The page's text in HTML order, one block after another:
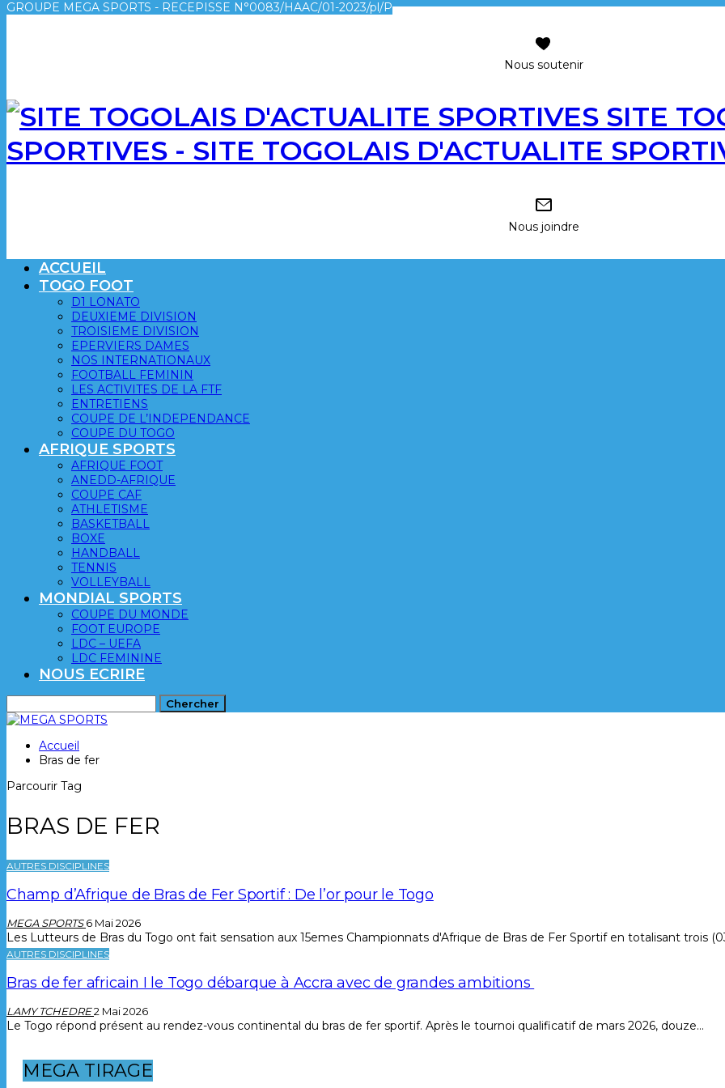
GROUPE MEGA SPORTS - RECEPISSE N°0083/HAAC/01-2023/pl/P
Nous soutenir
SITE
SPORTIVES - SITE TOGOLAIS D'ACTUALITE
Nous joindre
ACCUEIL
TOGO FOOT
D1 LONATO
DEUXIEME DIVISION
TROISIEME DIVISION
EPERVIERS DAMES
NOS INTERNATIONAUX
FOOTBALL FEMININ
LES ACTIVITES DE LA FTF
ENTRETIENS
COUPE DE L’INDEPENDANCE
COUPE DU TOGO
AFRIQUE SPORTS
AFRIQUE FOOT
ANEDD-AFRIQUE
COUPE CAF
ATHLETISME
BASKETBALL
BOXE
HANDBALL
TENNIS
VOLLEYBALL
MONDIAL SPORTS
COUPE DU MONDE
FOOT EUROPE
LDC – UEFA
LDC FEMININE
NOUS ECRIRE
Accueil
Bras de fer
Parcourir Tag
BRAS DE FER
AUTRES DISCIPLINES
Champ d’Afrique de Bras de Fer Sportif : De l’or pour le Togo
MEGA SPORTS6 Mai 2026
Les Lutteurs de Bras du Togo ont fait sensation aux 15emes Championnats d'Afrique de Bras de Fer Sportif en totalisant trois
AUTRES DISCIPLINES
Bras de fer africain I le Togo débarque à Accra avec de grandes ambitions
LAMY TCHEDRE2 Mai 2026
Le Togo répond présent au rendez-vous continental du bras de fer sportif. Après le tournoi qualificatif de mars 2026, douze…
MEGA TIRAGE